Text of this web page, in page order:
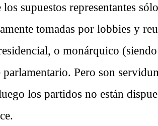
supuestos representantes
tomadas por lobbies y
o monárquico
Pero son
los partidos no están